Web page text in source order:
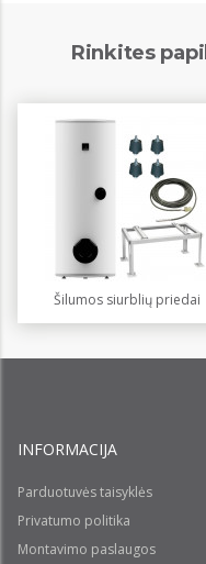
Rinkites
Šilumos siurblių priedai
INFORMACIJA
Parduotuvės taisyklės
Privatumo politika
Montavimo paslaugos